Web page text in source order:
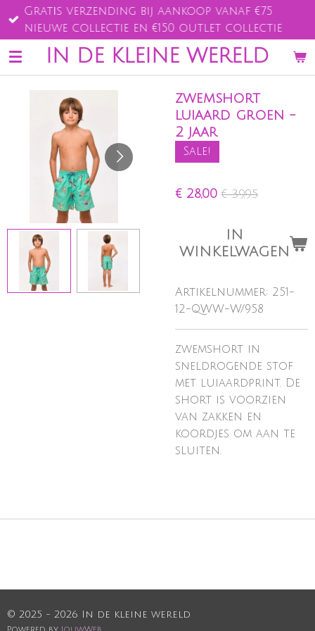
Ga
direct
naar
de
IN DE KLEINE WERELD
Gratis verzending bij aankoop vanaf €75
nieuwe collectie en €150 outlet collectie
zwemshort
luiaard groen -
2 jaar
Sale!
€ 28,00 € 39,95
IN
WINKELWAGEN
Artikelnummer: 251-
12-QWW-W/958
zwemshort in
sneldrogende stof
met luiaardprint. De
short is voorzien
van zakken en
koordjes om aan te
sluiten.
© 2025 - 2026 In de kleine wereld